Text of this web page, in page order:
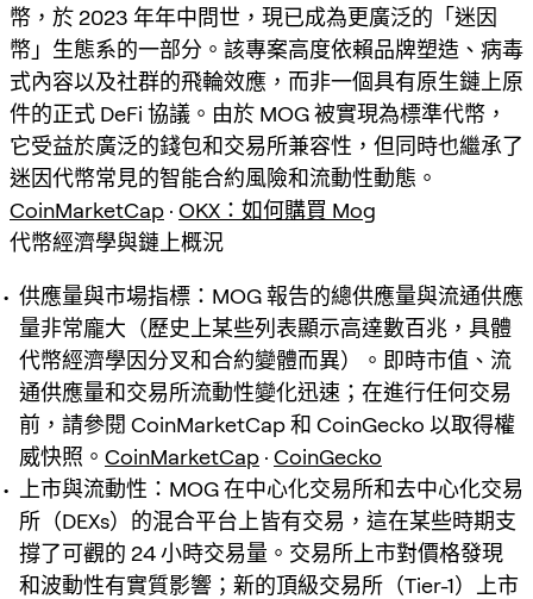
幣，於 2023 年年中問世，現已成為更廣泛的「迷因
幣」生態系的一部分。該專案高度依賴品牌塑造、病毒
式內容以及社群的飛輪效應，而非一個具有原生鏈上原
件的正式 DeFi 協議。由於 MOG 被實現為標準代幣，
它受益於廣泛的錢包和交易所兼容性，但同時也繼承了
迷因代幣常見的智能合約風險和流動性動態。
CoinMarketCap · OKX：如何購買 Mog
代幣經濟學與鏈上概況
供應量與市場指標：MOG 報告的總供應量與流通供應
量非常龐大（歷史上某些列表顯示高達數百兆，具體
代幣經濟學因分叉和合約變體而異）。即時市值、流
通供應量和交易所流動性變化迅速；在進行任何交易
前，請參閱 CoinMarketCap 和 CoinGecko 以取得權
威快照。 CoinMarketCap · CoinGecko
上市與流動性：MOG 在中心化交易所和去中心化交易
所（DEXs）的混合平台上皆有交易，這在某些時期支
撐了可觀的 24 小時交易量。交易所上市對價格發現
和波動性有實質影響；新的頂級交易所（Tier-1）上市